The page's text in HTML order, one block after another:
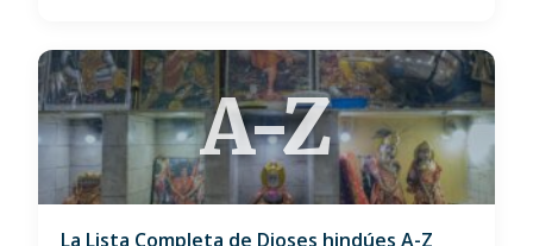
A-Z
La Lista Completa de Dioses hindúes A-Z